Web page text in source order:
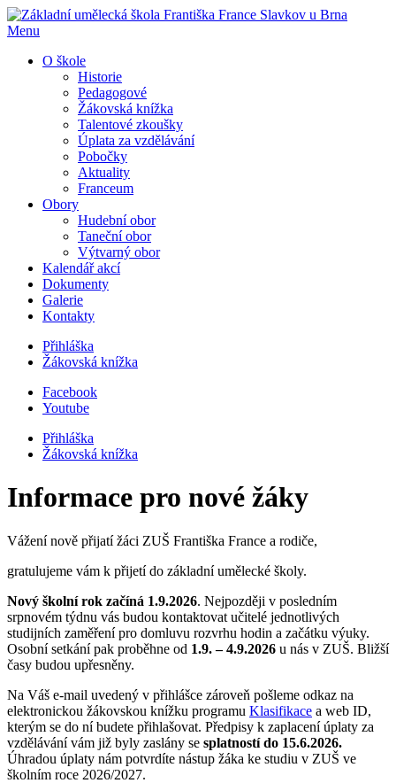
Menu
O škole
Historie
Pedagogové
Žákovská knížka
Talentové zkoušky
Úplata za vzdělávání
Pobočky
Aktuality
Franceum
Obory
Hudební obor
Taneční obor
Výtvarný obor
Kalendář akcí
Dokumenty
Galerie
Kontakty
Přihláška
Žákovská knížka
Facebook
Youtube
Přihláška
Žákovská knížka
Informace pro nové žáky
Vážení nově přijatí žáci ZUŠ Františka France a rodiče,
gratulujeme vám k přijetí do základní umělecké školy.
Nový školní rok začíná 1.9.2026. Nejpozději v posledním
srpnovém týdnu vás budou kontaktovat učitelé jednotlivých
studijních zaměření pro domluvu rozvrhu hodin a začátku výuky.
Osobní setkání pak proběhne od 1.9. – 4.9.2026 u nás v ZUŠ. Bližší
časy budou upřesněny.
Na Váš e-mail uvedený v přihlášce zároveň pošleme odkaz na
elektronickou žákovskou knížku programu Klasifikace a web ID,
kterým se do ní budete přihlašovat. Předpisy k zaplacení úplaty za
vzdělávání vám již byly zaslány se splatností do 15.6.2026.
Úhradou úplaty nám potvrdíte nástup žáka ke studiu v ZUŠ ve
školním roce 2026/2027.